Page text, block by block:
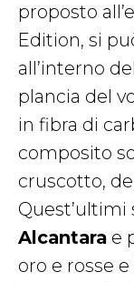
proposto
Edition, si
all’interno
plancia del
in fibra di
composito
cruscotto,
Quest’ultimi
Alcantara e
oro e rosse